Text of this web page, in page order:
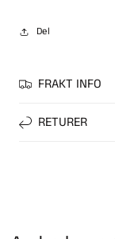
Del
FRAKT INFO
RETURER